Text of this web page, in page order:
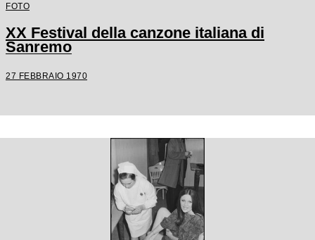
FOTO
XX Festival della canzone italiana di
Sanremo
27 FEBBRAIO 1970